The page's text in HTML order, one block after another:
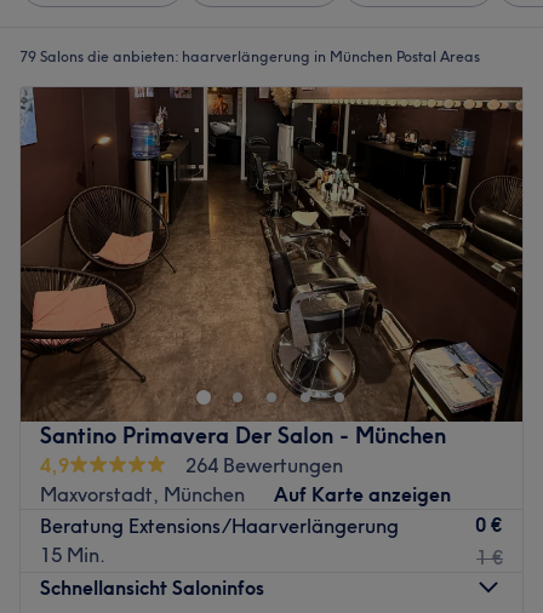
79 Salons die anbieten: haarverlängerung in München Postal Areas
Santino Primavera Der Salon - München
4,9
264 Bewertungen
Maxvorstadt, München
Auf Karte anzeigen
Beratung Extensions/Haarverlängerung
15 Min.
0 €
1 €
Schnellansicht Saloninfos